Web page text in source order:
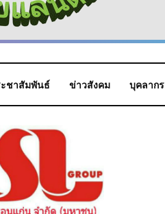
ชาสัมพันธ์ ข่าวสังคม บุคลากร